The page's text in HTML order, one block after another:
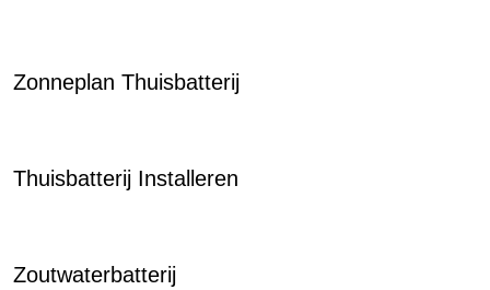
Zonneplan Thuisbatterij
Thuisbatterij Installeren
Zoutwaterbatterij